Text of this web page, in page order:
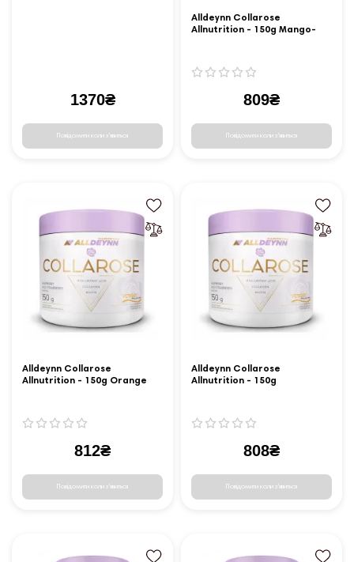
1370₴
Повідомити коли з'явиться
Alldeynn Collarose
Allnutrition - 150g Mango-
809₴
Повідомити коли з'явиться
Alldeynn Collarose
Allnutrition - 150g Orange
812₴
Повідомити коли з'явиться
Alldeynn Collarose
Allnutrition - 150g
808₴
Повідомити коли з'явиться